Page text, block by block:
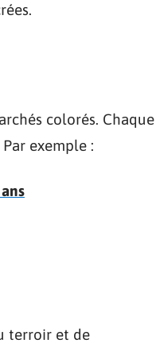
colorés. Chaque
exemple :
terroir et de